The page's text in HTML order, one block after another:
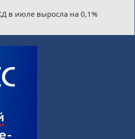
в июле выросла на 0,1%